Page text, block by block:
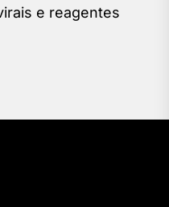
e reagentes